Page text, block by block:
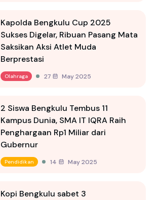
Kapolda Bengkulu Cup 2025
Sukses Digelar, Ribuan Pasang Mata
Saksikan Aksi Atlet Muda
Berprestasi
Olahraga 27 May 2025
2 Siswa Bengkulu Tembus 11
Kampus Dunia, SMA IT IQRA Raih
Penghargaan Rp1 Miliar dari
Gubernur
Pendidikan 14 May 2025
Kopi Bengkulu sabet 3